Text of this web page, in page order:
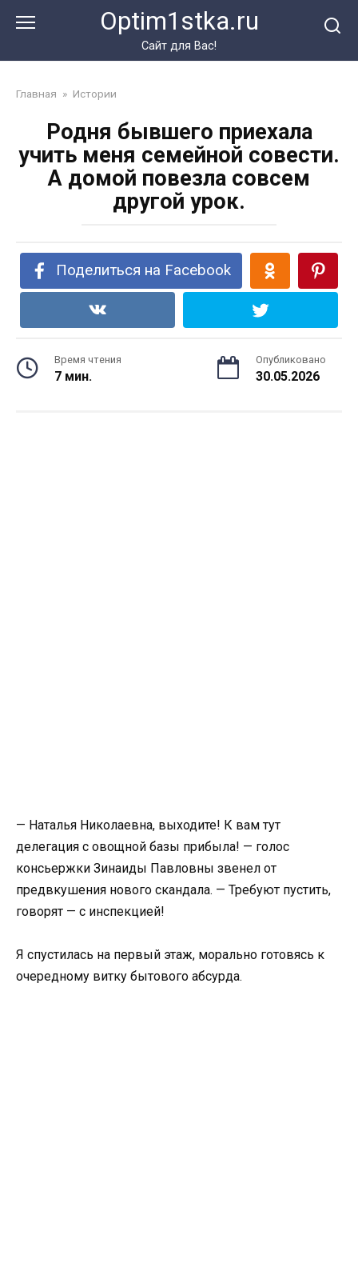
Optim1stka.ru
Сайт для Вас!
Главная » Истории
Родня бывшего приехала
учить меня семейной совести.
А домой повезла совсем
другой урок.
Поделиться на Facebook
Время чтения
7 мин.
Опубликовано
30.05.2026
— Наталья Николаевна, выходите! К вам тут
делегация с овощной базы прибыла! — голос
консьержки Зинаиды Павловны звенел от
предвкушения нового скандала. — Требуют пустить,
говорят — с инспекцией!
Я спустилась на первый этаж, морально готовясь к
очередному витку бытового абсурда.